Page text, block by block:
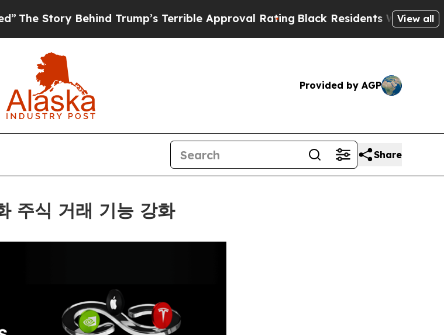
Behind Trump’s Terrible Approval RatingBlack Residents Warned of Abusive
View all
Provided by AGP
Share
주식 거래 기능 강화